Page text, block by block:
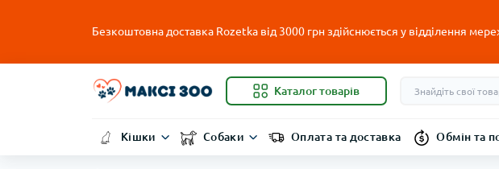
Безкоштовна доставка Rozetka від 3000 грн здійснюється у відділення
Каталог товарів
Кішки Собаки Оплата та доставка Обмін та